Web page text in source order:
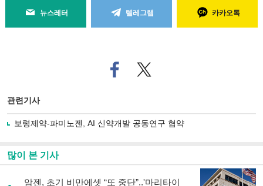
뉴스레터 텔레그램 카카오톡
페
이
로
기
기
트위
터로
관련기사
보령제약-파미노젠, AI 신약개발 공동연구 협약
많이 본 기사
암젠, 초기 비만에셋 “또 중단”..'마리타이